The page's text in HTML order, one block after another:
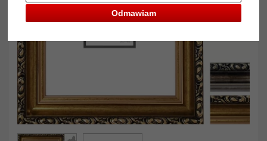
Odmawiam